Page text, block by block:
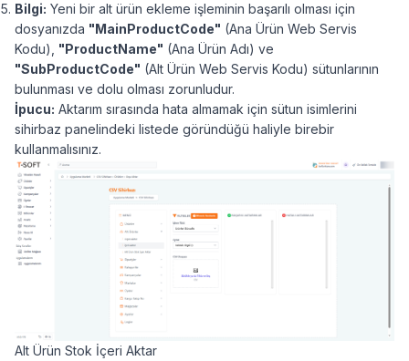
Bilgi: Yeni bir alt ürün ekleme işleminin başarılı olması için
dosyanızda "MainProductCode" (Ana Ürün Web Servis
Kodu), "ProductName" (Ana Ürün Adı) ve
"SubProductCode" (Alt Ürün Web Servis Kodu) sütunlarının
bulunması ve dolu olması zorunludur.
İpucu: Aktarım sırasında hata almamak için sütun isimlerini
sihirbaz panelindeki listede göründüğü haliyle birebir
kullanmalısınız.
Alt Ürün Stok İçeri Aktar